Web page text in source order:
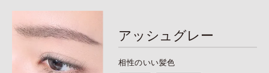
アッシュグレー
相性のいい髪色